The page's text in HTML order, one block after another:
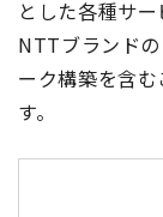
とした各種サ
NTTブランド
ーク構築を含
す。